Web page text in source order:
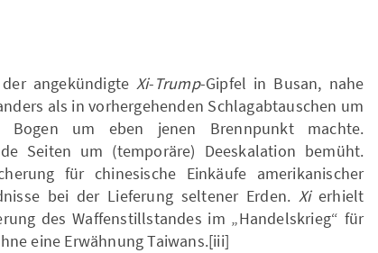
angekündigteXi-Trump-Gipfel in Busan, nahe
als in vorhergehenden Schlagabtauschen um
Bogen um eben jenen Brennpunkt machte.
Seiten um (temporäre) Deeskalation bemüht.
für chinesische Einkäufe amerikanischer
bei der Lieferung seltener Erden. Xierhielt
des Waffenstillstandes im „Handelskrieg“ für
eine Erwähnung Taiwans.[iii]